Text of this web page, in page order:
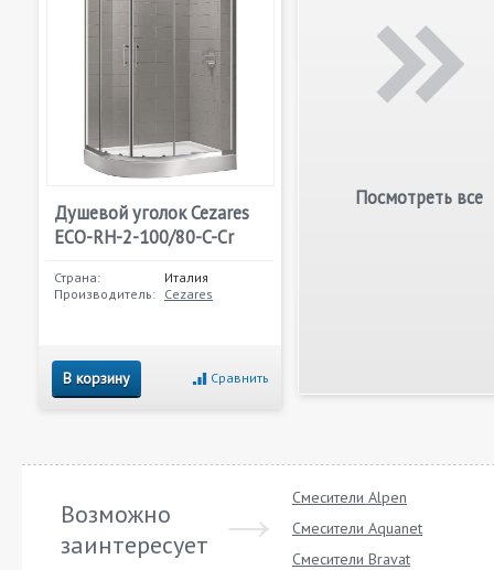
Душевой уголок Cezares
ECO-RH-2-100/80-C-Cr
Страна:
Италия
Производитель: Cezares
В корзину Сравнить
Посмотреть все
Возможно
заинтересует
Смесители Alpen
Смесители Aquanet
Смесители Bravat